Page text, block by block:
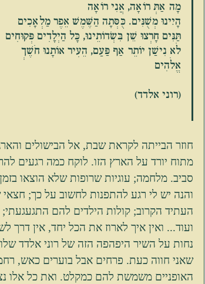
מָה אַתְּ רוֹאָה, אֲנִי רוֹאָה
הָיִינוּ מְשֻׁנִּים. כֻּסְּתָה הַשֶּׁמֶשׁ אֵפֶר מַלְאָכִים
תַּנִּים חָרְצוּ שֵׁן בִּשְׂדוֹתֵינוּ, כָּל הַיְלָדִים פְּקוּחִים
לֹא נִישַׁן יוֹתֵר אַף פַּעַם, הֵעִיר אוֹתָנוּ חֹשֶׁךְ
אֱלֹהִים
(רוני אלדד)
חוזר הבייתה לקראת שבת, אל הבישולים
מתוח יורד על הארץ הזו. לוקח כמה רגעים
סביב. מלחמה; עוגיות שרופות שלא הוצאו
והנה יש לי רגע להתפנות לחשוב על כך;
העתיד הקרוב; קולות הילדים להם
ועוד... ואין איך לארוז את הכל יחד, אין דרך
נחות על השיר היפהפה הזה של רוני אלדד
שאני חווה כעת. פרחים אבל בוערים כאש,
האופניים משמשת להם כמקלט. ואת כל אלו